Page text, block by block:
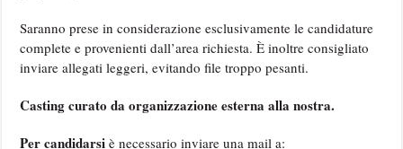
Saranno prese in considerazione esclusivamente le candidature
complete e provenienti dall’area richiesta. È inoltre consigliato
inviare allegati leggeri, evitando file troppo pesanti.
Casting curato da organizzazione esterna alla nostra.
Per candidarsi è necessario inviare una mail a: